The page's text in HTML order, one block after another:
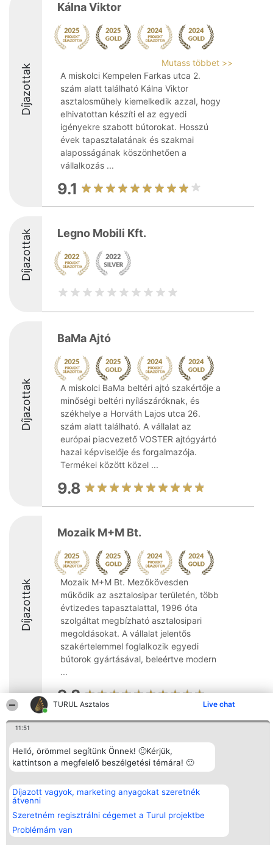
TURUL Asztalos Live chat
11:51
Helló, örömmel segítünk Önnek! 🙂Kérjük,
kattintson a megfelelő beszélgetési témára! 🙂
Díjazott vagyok, marketing anyagokat szeretnék
átvenni
Szeretném regisztrálni cégemet a Turul projektbe
Problémám van
Díjazottak
Kálna Viktor
Mutass többet >>
A miskolci Kempelen Farkas utca 2.
szám alatt található Kálna Viktor
asztalosműhely kiemelkedik azzal, hogy
elhivatottan készíti el az egyedi
igényekre szabott bútorokat. Hosszú
évek tapasztalatának és szakmai
alaposságának köszönhetően a
vállalkozás ...
9.1
Díjazottak Legno Mobili Kft.
Díjazottak
BaMa Ajtó
A miskolci BaMa beltéri ajtó szakértője a
minőségi beltéri nyílászáróknak, és
székhelye a Horváth Lajos utca 26.
szám alatt található. A vállalat az
európai piacvezető VOSTER ajtógyártó
hazai képviselője és forgalmazója.
Termékei között közel ...
9.8
Díjazottak
Mozaik M+M Bt.
Mozaik M+M Bt. Mezőkövesden
működik az asztalosipar területén, több
évtizedes tapasztalattal, 1996 óta
szolgáltat megbízható asztalosipari
megoldásokat. A vállalat jelentős
szakértelemmel foglalkozik egyedi
bútorok gyártásával, beleértve modern
...
9.8
SC Beautiful Company S.R.L.
Bulevardul Aleea Timișul De
Sus Nr. 2, Bl. A30, Sc. A, Et.
4, Ap. 13
Bukarest 53-238
Adószám 36737675
tel: +363 033 425 71
Nyertesek
Az összes
díjazottak
listája
Szabályok
Státusz
Prywatności
Elérhetőség